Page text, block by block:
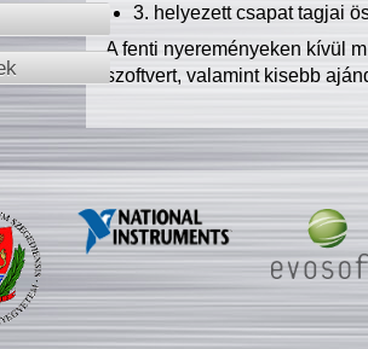
3. helyezett csapat tagjai
A fenti nyereményeken kívül
szoftvert, valamint kisebb